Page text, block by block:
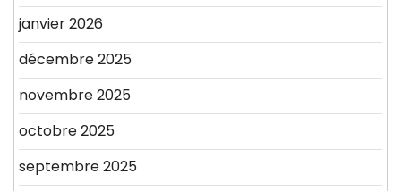
janvier 2026
décembre 2025
novembre 2025
octobre 2025
septembre 2025